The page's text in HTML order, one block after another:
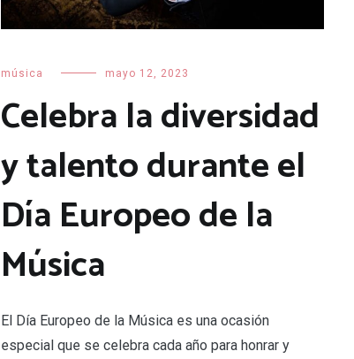
música mayo 12, 2023
Celebra la diversidad
y talento durante el
Día Europeo de la
Música
El Día Europeo de la Música es una ocasión
especial que se celebra cada año para honrar y